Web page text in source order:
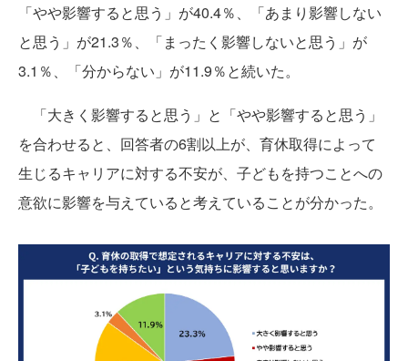
「やや影響すると思う」が40.4％、「あまり影響しない
と思う」が21.3％、「まったく影響しないと思う」が
3.1％、「分からない」が11.9％と続いた。
「大きく影響すると思う」と「やや影響すると思う」
を合わせると、回答者の6割以上が、育休取得によって
生じるキャリアに対する不安が、子どもを持つことへの
意欲に影響を与えていると考えていることが分かった。